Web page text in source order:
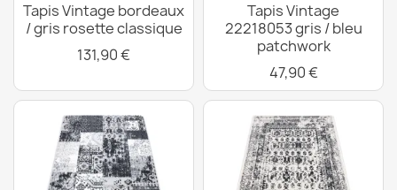
Tapis Vintage bordeaux
/ gris rosette classique
131,90 €
Tapis Vintage
22218053 gris / bleu
patchwork
47,90 €